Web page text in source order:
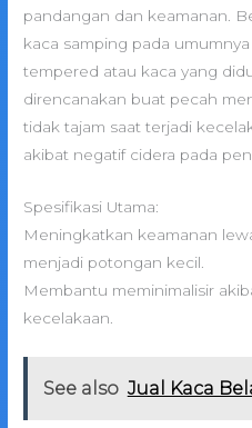
pandangan dan keamanan.
kaca samping pada
tempered atau kaca yang
direncanakan buat pecah
tidak tajam saat terjadi
akibat negatif cidera pada
Spesifikasi Utama:
Meningkatkan keamanan
menjadi potongan kecil.
Membantu meminimalisir
kecelakaan.
See also Jual Kaca